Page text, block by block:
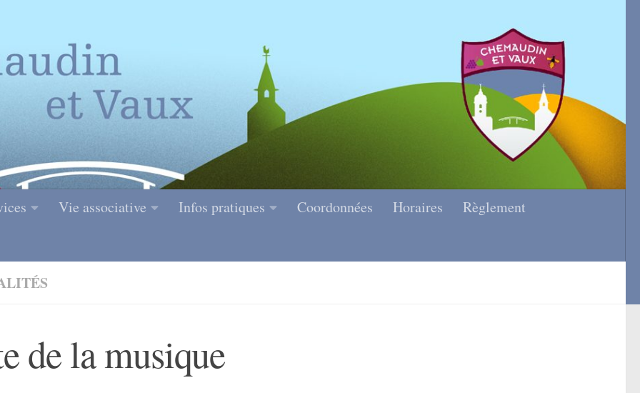
Vie associative Infos pratiques Coordonnées Horaires
Règlement
de la musique